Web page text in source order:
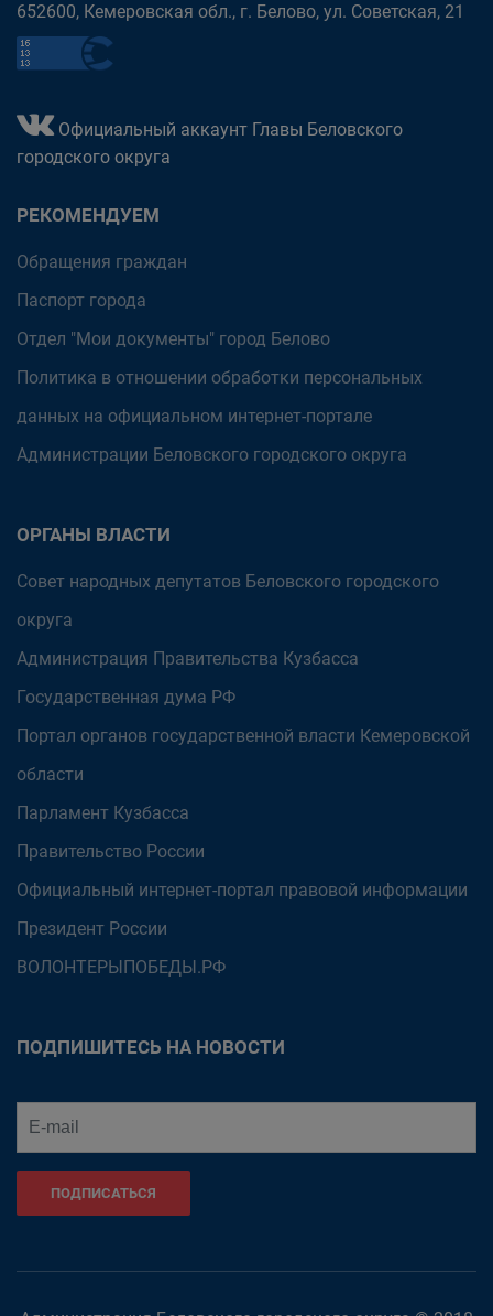
652600, Кемеровская обл., г. Белово, ул. Советская, 21
Официальный аккаунт Главы Беловского
городского округа
РЕКОМЕНДУЕМ
Обращения граждан
Паспорт города
Отдел "Мои документы" город Белово
Политика в отношении обработки персональных
данных на официальном интернет-портале
Администрации Беловского городского округа
ОРГАНЫ ВЛАСТИ
Совет народных депутатов Беловского городского
округа
Администрация Правительства Кузбасса
Государственная дума РФ
Портал органов государственной власти Кемеровской
области
Парламент Кузбасса
Правительство России
Официальный интернет-портал правовой информации
Президент России
ВОЛОНТЕРЫПОБЕДЫ.РФ
ПОДПИШИТЕСЬ НА НОВОСТИ
ПОДПИСАТЬСЯ